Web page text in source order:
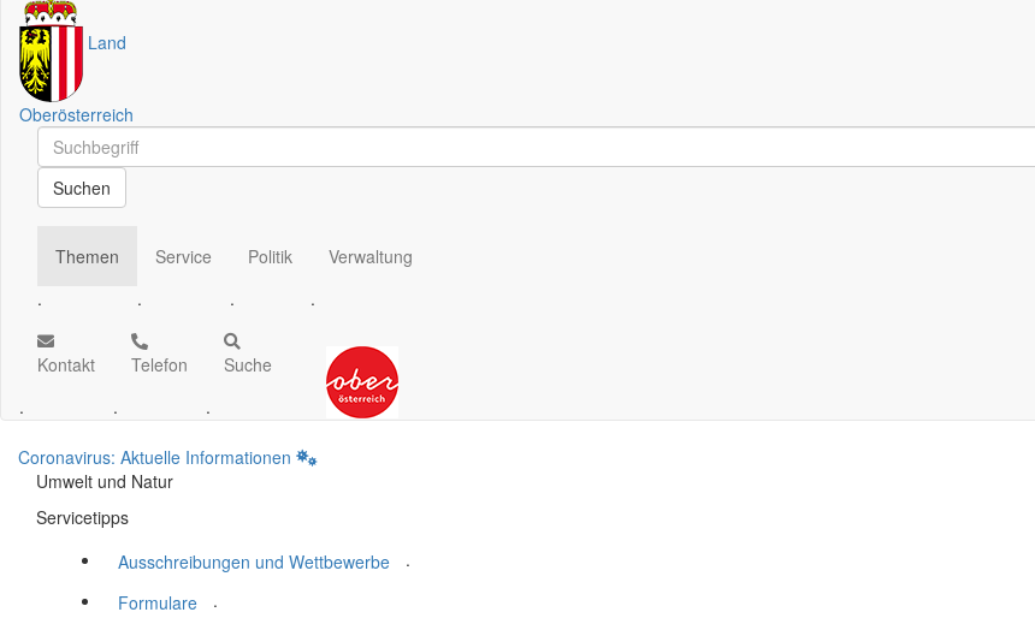
Land
Oberösterreich
Schnellsuche
Schnellsuche
Suchen
Themen
.
Service
.
Politik
.
Verwaltung
.
Kontakt
.
Telefon
.
Suche
.
Coronavirus: Aktuelle Informationen
Umwelt und Natur
Servicetipps
Ausschreibungen und Wettbewerbe
.
Formulare
.